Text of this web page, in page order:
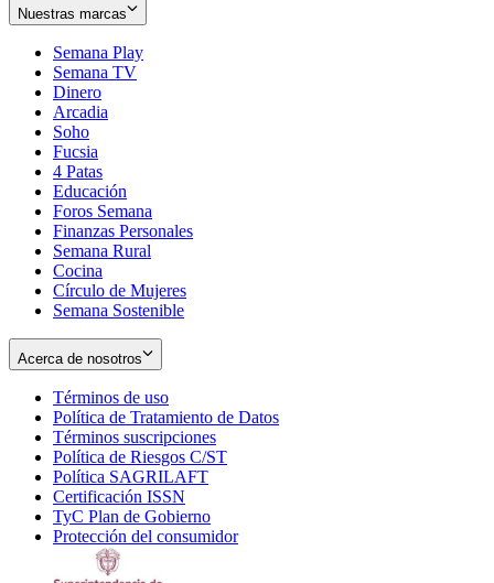
Nuestras marcas
Semana Play
Semana TV
Dinero
Arcadia
Soho
in
new
window
Fucsia
in
new
window
4 Patas
Educación
Foros Semana
Finanzas Personales
Semana Rural
Cocina
Círculo de Mujeres
Semana Sostenible
Acerca de nosotros
Términos de uso
in
new
window
Política de Tratamiento de Datos
Términos suscripciones
in
Política de Riesgos C/ST
Política SAGRILAFT
new
window
Certificación ISSN
in
new
TyC Plan de Gobierno
in
Protección del consumidorOpens